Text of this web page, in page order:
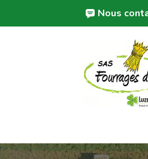
Nous
Panneau de gestion des cookies